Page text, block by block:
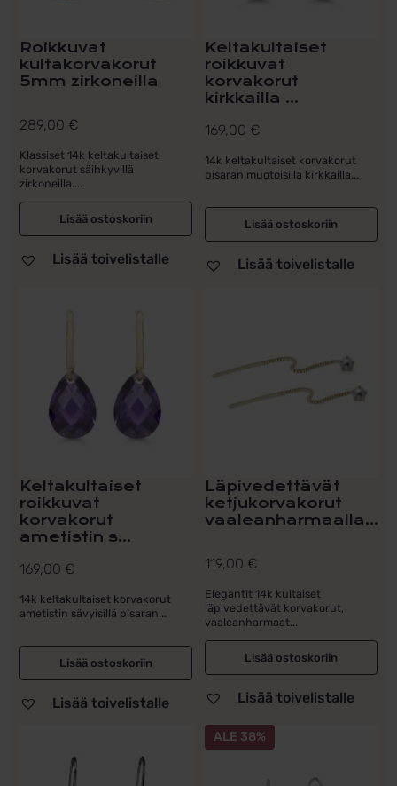
Roikkuvat
kultakorvakorut
5mm zirkoneilla
289,00 €
Klassiset 14k keltakultaiset
korvakorut säihkyvillä
zirkoneilla....
Lisää ostoskoriin
Lisää toivelistalle
Keltakultaiset
roikkuvat
korvakorut
kirkkailla ...
169,00 €
14k keltakultaiset korvakorut
pisaran muotoisilla kirkkailla...
Lisää ostoskoriin
Lisää toivelistalle
Keltakultaiset
roikkuvat
korvakorut
ametistin s...
169,00 €
14k keltakultaiset korvakorut
ametistin sävyisillä pisaran...
Lisää ostoskoriin
Lisää toivelistalle
Läpivedettävät
ketjukorvakorut
vaaleanharmaalla...
119,00 €
Elegantit 14k kultaiset
läpivedettävät korvakorut,
vaaleanharmaat...
Lisää ostoskoriin
Lisää toivelistalle
ALE 38%